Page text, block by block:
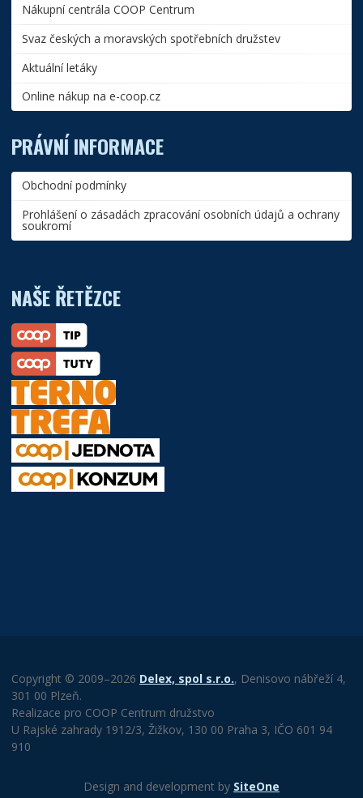
Nákupní centrála COOP Centrum
Svaz českých a moravských spotřebních družstev
Aktuální letáky
Online nákup na e-coop.cz
PRÁVNÍ INFORMACE
Obchodní podmínky
Prohlášení o zásadách zpracování osobních údajů a ochrany
soukromí
NAŠE ŘETĚZCE
Copyright © 2009–2026 Delex, spol s.r.o., Denisovo nábřeží 4,
301 00 Plzeň.
Realizace pro COOP Centrum družstvo
U Rajské zahrady 1912/3, Žižkov, 130 00 Praha 3, IČO 601 94
910
Design and development by SiteOne